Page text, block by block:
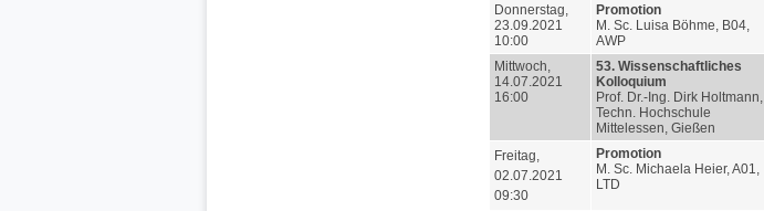
Donnerstag,
23.09.2021
10:00
Promotion
M. Sc. Luisa Böhme, B04,
AWP
Mittwoch,
14.07.2021
16:00
53. Wissenschaftliches
Kolloquium
Prof. Dr.-Ing. Dirk Holtmann,
Techn. Hochschule
Mittelessen, Gießen
Freitag,
02.07.2021
09:30
Promotion
M. Sc. Michaela Heier, A01,
LTD